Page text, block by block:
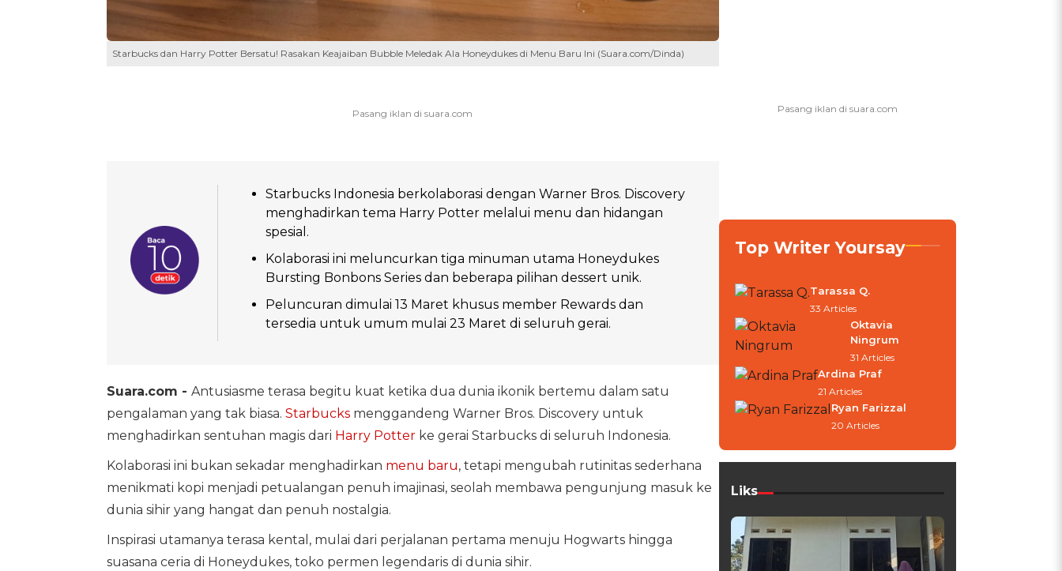
Starbucks dan Harry Potter Bersatu! Rasakan Keajaiban Bubble Meledak Ala Honeydukes di Menu Baru Ini (Suara.com/Dinda)
Starbucks Indonesia berkolaborasi dengan Warner Bros. Discovery
menghadirkan tema Harry Potter melalui menu dan hidangan
spesial.
Kolaborasi ini meluncurkan tiga minuman utama Honeydukes
Bursting Bonbons Series dan beberapa pilihan dessert unik.
Peluncuran dimulai 13 Maret khusus member Rewards dan
tersedia untuk umum mulai 23 Maret di seluruh gerai.
Suara.com - Antusiasme terasa begitu kuat ketika dua dunia ikonik bertemu dalam satu
pengalaman yang tak biasa. Starbucksmenggandeng Warner Bros. Discovery untuk
menghadirkan sentuhan magis dari Harry Potterke gerai Starbucks di seluruh Indonesia.
Kolaborasi ini bukan sekadar menghadirkan menu baru, tetapi mengubah rutinitas sederhana
menikmati kopi menjadi petualangan penuh imajinasi, seolah membawa pengunjung masuk ke
dunia sihir yang hangat dan penuh nostalgia.
Inspirasi utamanya terasa kental, mulai dari perjalanan pertama menuju Hogwarts hingga
suasana ceria di Honeydukes, toko permen legendaris di dunia sihir.
Top Writer Yoursay
Tarassa Q.
33 Articles
Oktavia
Ningrum
31 Articles
Ardina Praf
21 Articles
Ryan Farizzal
20 Articles
Liks